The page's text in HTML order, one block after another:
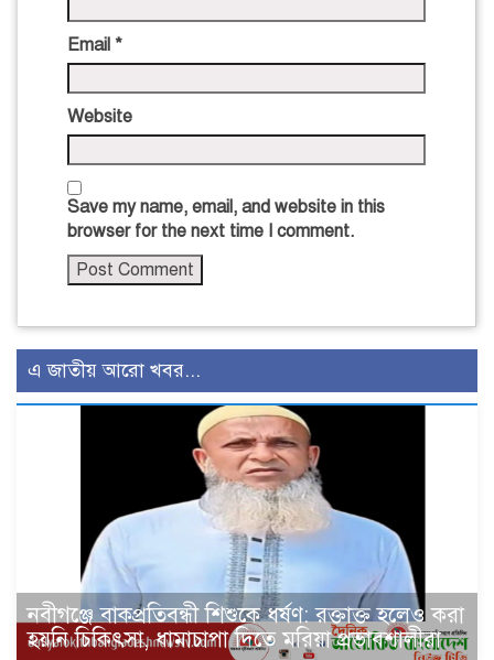
Email *
Website
Save my name, email, and website in this
browser for the next time I comment.
এ জাতীয় আরো খবর...
নবীগঞ্জে বাকপ্রতিবন্ধী শিশুকে ধর্ষণ: রক্তাক্ত হলেও করা
হয়নি চিকিৎসা, ধামাচাপা দিতে মরিয়া প্রভাবশালীরা